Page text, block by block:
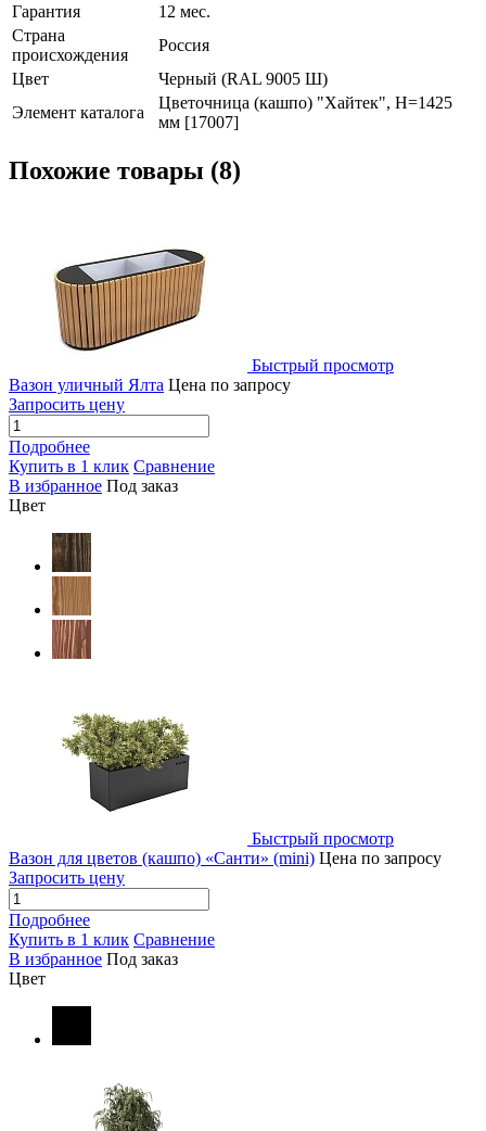
Гарантия
12 мес.
Страна
происхождения
Россия
Цвет
Черный (RAL 9005 Ш)
Элемент каталога
Цветочница (кашпо) "Хайтек", H=1425
мм [17007]
Похожие товары (8)
Быстрый просмотр
Вазон уличный Ялта Цена по запросу
Запросить цену
Подробнее
Купить в 1 клик Сравнение
В избранное Под заказ
Цвет
Быстрый просмотр
Вазон для цветов (кашпо) «Санти» (mini) Цена по запросу
Запросить цену
Подробнее
Купить в 1 клик Сравнение
В избранное Под заказ
Цвет